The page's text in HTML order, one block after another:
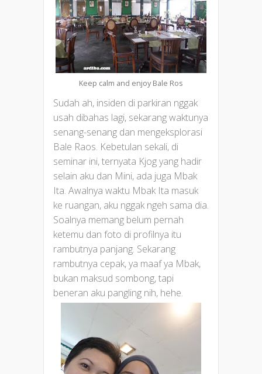
Keep calm and enjoy Bale Ros
Sudah ah, insiden di parkiran nggak
usah dibahas lagi, sekarang waktunya
senang-senang dan mengeksplorasi
Bale Raos. Kebetulan sekali, di
seminar ini, ternyata Kjog yang hadir
selain aku dan Mini, ada juga Mbak
Ita. Awalnya waktu Mbak Ita masuk
ke ruangan, aku nggak ngeh sama dia.
Soalnya memang belum pernah
ketemu dan foto di profilnya itu
rambutnya panjang. Sekarang
rambutnya cepak, ya maaf ya Mbak,
bukan maksud sombong, tapi
beneran aku pangling nih, hehe.